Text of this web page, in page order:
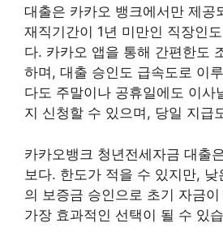
대출은 카카오 뱅크에서만 제공
재직기간이 1년 미만인 직장인
다. 카카오 앱을 통해 간편한도
하며, 대출 승인도 급속도로 이
다도 주말이나 공휴일에도 이사
지 신청할 수 있으며, 당일 지급
카카오뱅크 청년전세자금 대출
보다. 한도가 적을 수 있지만,
의 보증금 승인으로 초기 자금
가장 효과적인 선택이 될 수 있